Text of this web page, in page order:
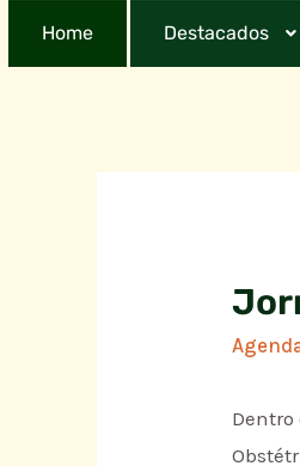
Home Destacados